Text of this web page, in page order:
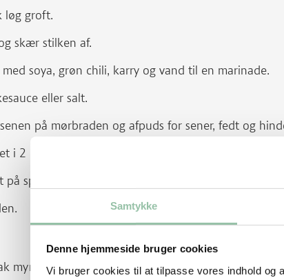
Samtykke
Denne hjemmeside bruger cookies
Vi bruger cookies til at tilpasse vores indhold og
løg groft.
skær stilken af.
soya, grøn chili, karry og vand til en marinade.
eller salt.
på mørbraden og afpuds for sener, fedt og
i 2 cm tykke skiver og vend i marinaden.
spyd.
mynte.